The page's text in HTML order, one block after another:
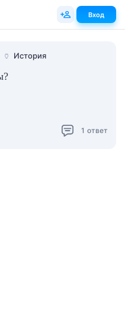
🏺 История
1 ответ
Вход